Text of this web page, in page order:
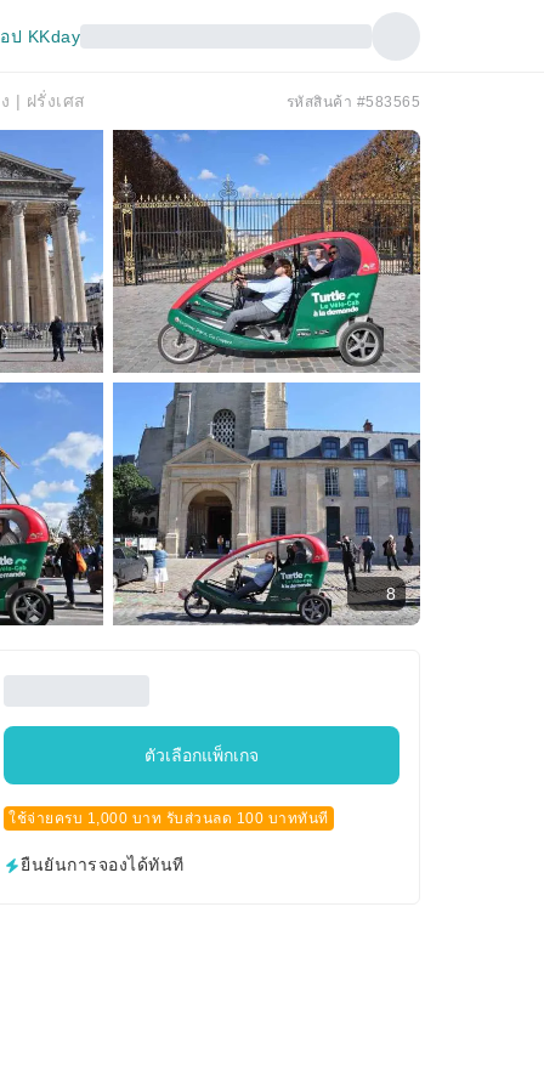
ป KKday
| ฝรั่งเศส รหัสสินค้า #583565
8
ตัวเลือกแพ็กเกจ
ใช้จ่ายครบ 1,000 บาท รับส่วนลด 100 บาททันที
ยืนยันการจองได้ทันที